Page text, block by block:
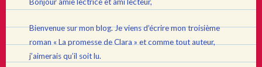
Bonjour amie lectrice et ami lecteur,
Bienvenue sur mon blog. Je viens d’écrire mon troisième
roman « La promesse de Clara » et comme tout auteur,
j’aimerais qu’il soit lu.